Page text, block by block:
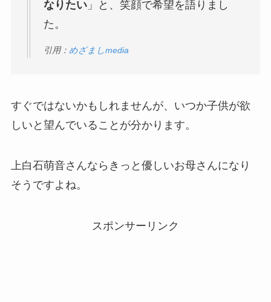
なりたい」と、笑顔で希望を語りまし
た。
引用： めざましmedia
すぐではないかもしれませんが、いつか子供が欲
しいと望んでいることが分かります。
上白石萌音さんならきっと優しいお母さんになり
そうですよね。
スポンサーリンク